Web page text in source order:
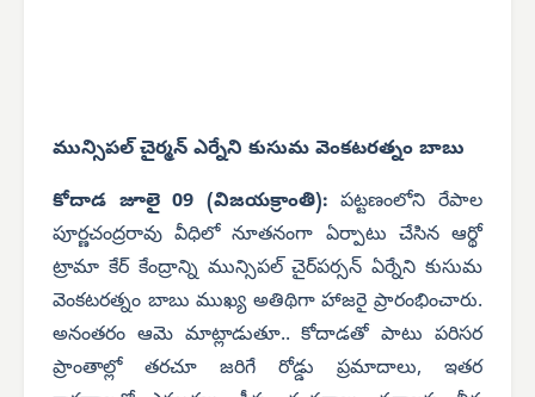
మున్సిపల్ చైర్మన్ ఎర్నేని కుసుమ వెంకటరత్నం బాబు
కోదాడ జూలై 09 (విజయక్రాంతి):పట్టణంలోని రేపాల
పూర్ణచంద్రరావు వీధిలో నూతనంగా ఏర్పాటు చేసిన ఆర్థో
ట్రామా కేర్ కేంద్రాన్ని మున్సిపల్ చైర్‌పర్సన్ ఏర్నేని కుసుమ
వెంకటరత్నం బాబు ముఖ్య అతిథిగా హాజరై ప్రారంభించారు.
అనంతరం ఆమె మాట్లాడుతూ.. కోదాడతో పాటు పరిసర
ప్రాంతాల్లో తరచూ జరిగే రోడ్డు ప్రమాదాలు, ఇతర